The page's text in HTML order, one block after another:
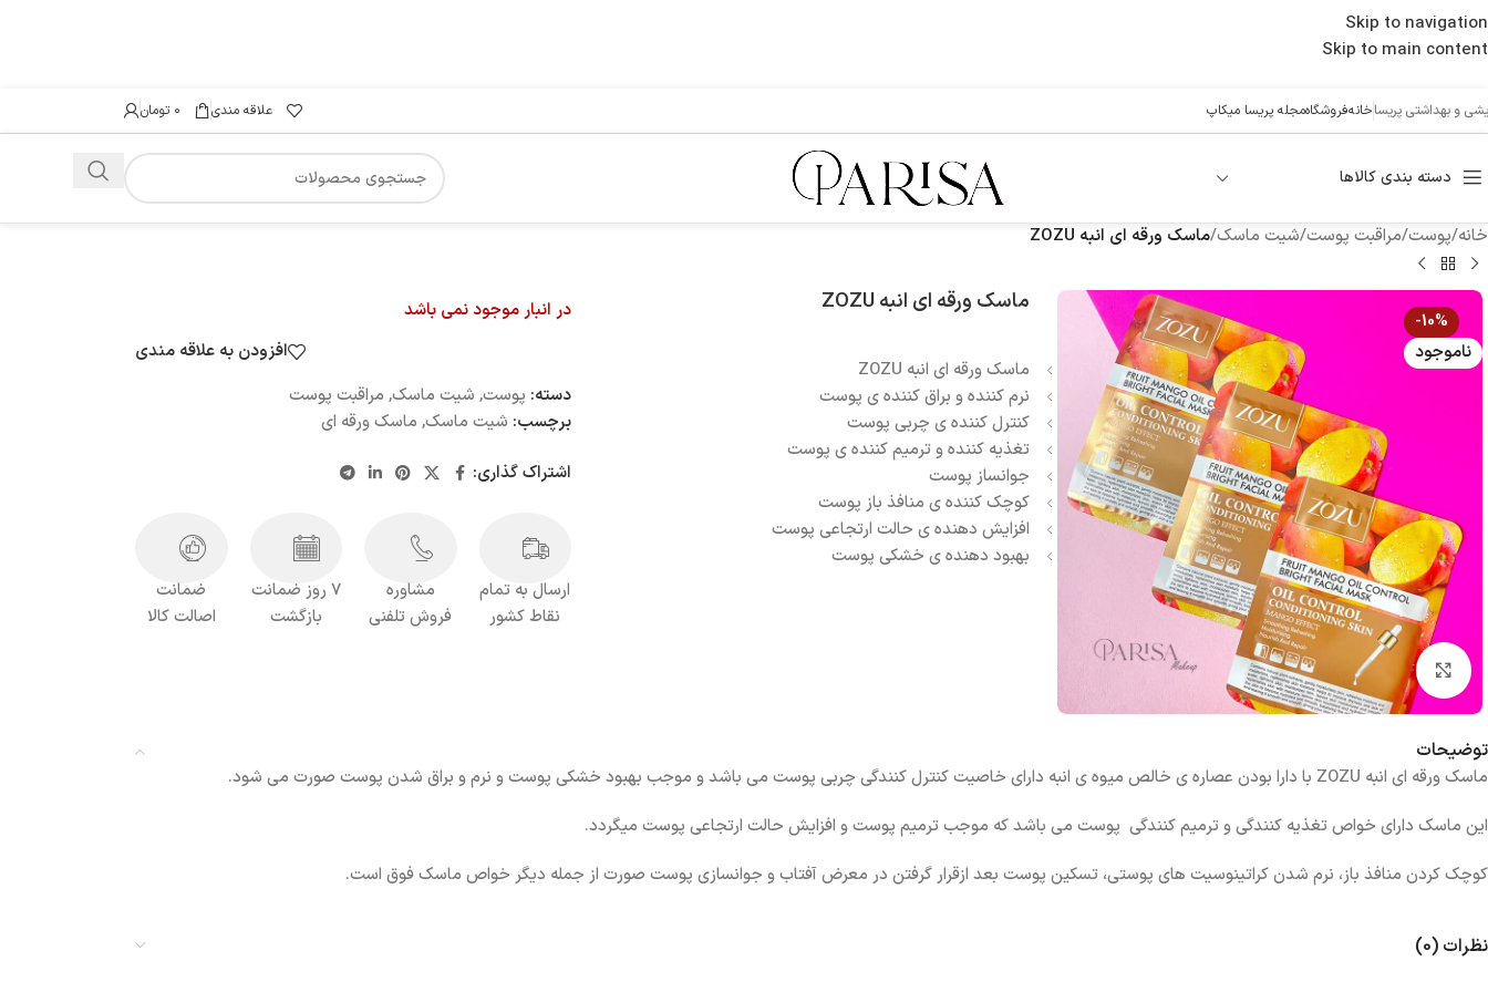
Skip to navigation
Skip to main content
و بهداشتی پریساخانهفروشگاهمجله پریسا میکاپ علاقه مندی ۰ تومان
دسته بندی کالاها
خانه/پوست/مراقبت پوست/شیت ماسک/ماسک ورقه ای انبه ZOZU
-10%
ناموجود
بزرگنمایی تصویر
ماسک ورقه ای انبه ZOZU
ماسک ورقه ای انبه ZOZU
نرم کننده و براق کننده ی پوست
کنترل کننده ی چربی پوست
تغذیه کننده و ترمیم کننده ی پوست
جوانساز پوست
کوچک کننده ی منافذ باز پوست
افزایش دهنده ی حالت ارتجاعی پوست
بهبود دهنده ی خشکی پوست
در انبار موجود نمی باشد
افزودن به علاقه مندی
دسته: پوست, شیت ماسک, مراقبت پوست
برچسب: شیت ماسک, ماسک ورقه ای
اشتراک گذاری:
ارسال به تمام
نقاط کشور
مشاوره
فروش تلفنی
7 روز ضمانت
بازگشت
ضمانت
اصالت کالا
توضیحات
ماسک ورقه ای انبه ZOZU با دارا بودن عصاره ی خالص میوه ی انبه دارای خاصیت کنترل کنندگی چربی پوست می باشد و موجب بهبود خشکی پوست و نرم و براق شدن پوست صورت می شود.
این ماسک دارای خواص تغذیه کنندگی و ترمیم کنندگی پوست می باشد که موجب ترمیم پوست و افزایش حالت ارتجاعی پوست میگردد.
کوچک کردن منافذ باز، نرم شدن کراتینوسیت های پوستی، تسکین پوست بعد ازقرار گرفتن در معرض آفتاب و جوانسازی پوست صورت از جمله دیگر خواص ماسک فوق است.
نظرات (0)